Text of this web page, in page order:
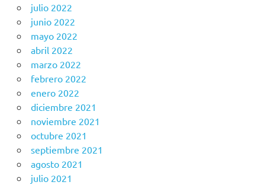
julio 2022
junio 2022
mayo 2022
abril 2022
marzo 2022
febrero 2022
enero 2022
diciembre 2021
noviembre 2021
octubre 2021
septiembre 2021
agosto 2021
julio 2021